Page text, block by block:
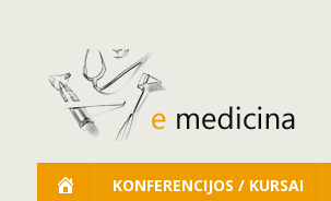
KONFERENCIJOS / KURSAI